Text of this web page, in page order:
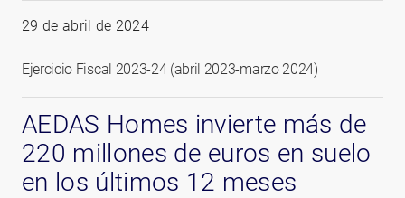
29 de abril de 2024
Ejercicio Fiscal 2023-24 (abril 2023-marzo 2024)
AEDAS Homes invierte más de
220 millones de euros en suelo
en los últimos 12 meses